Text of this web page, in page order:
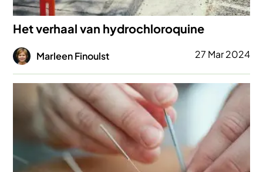
Het verhaal van hydrochloroquine
Afbeelding
Marleen Finoulst 27 Mar 2024
Afbeelding